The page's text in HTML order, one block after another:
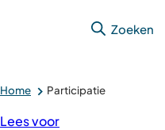
Zoeken
Home Participatie
Lees voor